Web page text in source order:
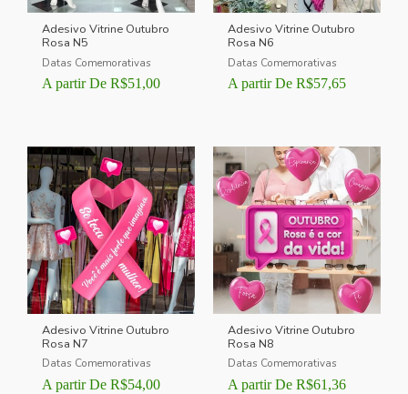
Adesivo Vitrine Outubro
Rosa N5
Datas Comemorativas
A partir De R$51,00
Adesivo Vitrine Outubro
Rosa N6
Datas Comemorativas
A partir De R$57,65
Adesivo Vitrine Outubro
Rosa N7
Datas Comemorativas
A partir De R$54,00
Adesivo Vitrine Outubro
Rosa N8
Datas Comemorativas
A partir De R$61,36